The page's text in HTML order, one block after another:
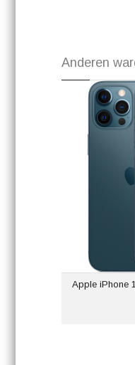
Anderen
Apple iPhone